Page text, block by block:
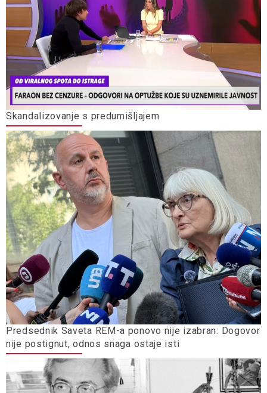
Skandalizovanje s predumišljajem
Predsednik Saveta REM-a ponovo nije izabran: Dogovor
nije postignut, odnos snaga ostaje isti